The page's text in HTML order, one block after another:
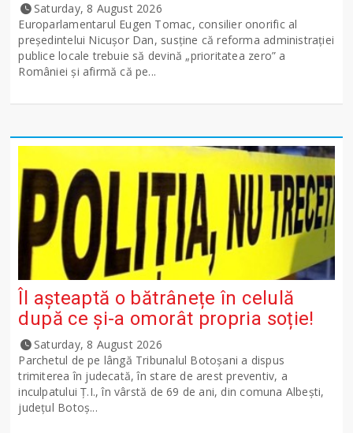
Saturday, 8 August 2026
Europarlamentarul Eugen Tomac, consilier onorific al
președintelui Nicușor Dan, susține că reforma administrației
publice locale trebuie să devină „prioritatea zero” a
României și afirmă că pe...
Îl așteaptă o bătrânețe în celulă
după ce și-a omorât propria soție!
Saturday, 8 August 2026
Parchetul de pe lângă Tribunalul Botoşani a dispus
trimiterea în judecată, în stare de arest preventiv, a
inculpatului Ț.I., în vârstă de 69 de ani, din comuna Albești,
județul Botoș...